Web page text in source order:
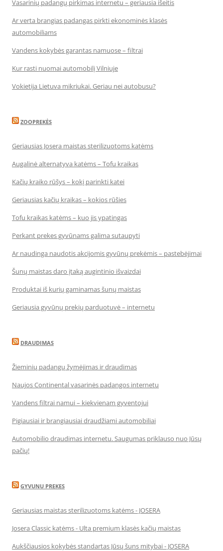
Vasarinių padangų pirkimas internetu – geriausia išeitis
Ar verta brangias padangas pirkti ekonominės klasės
automobiliams
Vandens kokybės garantas namuose – filtrai
Kur rasti nuomai automobilį Vilniuje
Vokietija Lietuva mikriukai. Geriau nei autobusu?
ZOOPREKĖS
Geriausias Josera maistas sterilizuotoms katėms
Augalinė alternatyva katėms – Tofu kraikas
Kačių kraiko rūšys – kokį parinkti katei
Geriausias kačių kraikas – kokios rūšies
Tofu kraikas katėms – kuo jis ypatingas
Perkant prekes gyvūnams galima sutaupyti
Ar naudinga naudotis akcijomis gyvūnų prekėmis – pastebėjimai
Šunų maistas daro įtaką augintinio išvaizdai
Produktai iš kurių gaminamas šunų maistas
Geriausia gyvūnų prekių parduotuvė – internetu
DRAUDIMAS
Žieminių padangų žymėjimas ir draudimas
Naujos Continental vasarinės padangos internetu
Vandens filtrai namui – kiekvienam gyventojui
Pigiausiai ir brangiausiai draudžiami automobiliai
Automobilio draudimas internetu. Saugumas priklauso nuo Jūsų
pačių!
GYVUNU PREKES
Geriausias maistas sterilizuotoms katėms - JOSERA
Josera Classic katėms - Ulta premium klasės kačių maistas
Aukščiausios kokybės standartas Jūsų šuns mitybai - JOSERA